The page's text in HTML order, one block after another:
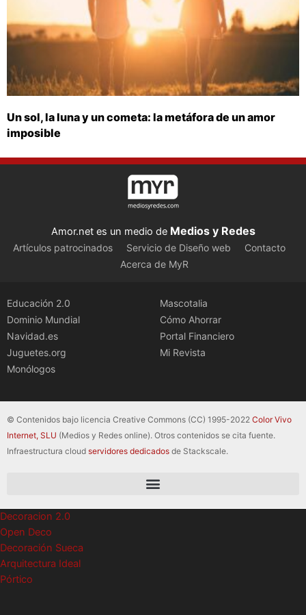
Un sol, la luna y un cometa: la metáfora de un amor
imposible
Amor.net es un medio de Medios y Redes
Artículos patrocinados Servicio de Diseño web
Contacto
Acerca de MyR
Educación 2.0
Dominio Mundial
Navidad.es
Juguetes.org
Monólogos
Mascotalia
Cómo Ahorrar
Portal Financiero
Mi Revista
© Contenidos bajo licencia Creative Commons (CC) 1995-2022 Color Vivo
Internet, SLU (Medios y Redes online). Otros contenidos se cita fuente.
Infraestructura cloud servidores dedicados de Stackscale.
Decoracion 2.0
Open Deco
Decoración Sueca
Arquitectura Ideal
Pórtico